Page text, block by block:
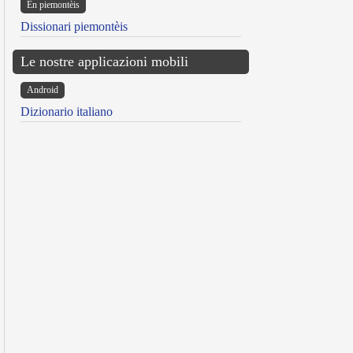
Ën piemontèis
Dissionari piemontèis
Le nostre applicazioni mobili
Android
Dizionario italiano